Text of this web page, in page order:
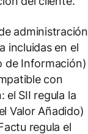
administración
incluidas en el
de Información)
con
el SII regula la
Valor Añadido)
regula el